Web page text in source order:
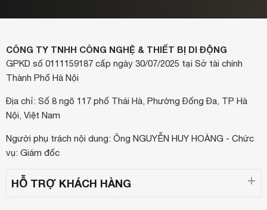
CÔNG TY TNHH CÔNG NGHỆ & THIẾT BỊ DI ĐỘNG
GPKD số 0111159187 cấp ngày 30/07/2025 tại Sở tài chính
Thành Phố Hà Nội
Địa chỉ: Số 8 ngõ 117 phố Thái Hà, Phường Đống Đa, TP Hà
Nội, Việt Nam
Người phụ trách nội dung: Ông NGUYỄN HUY HOÀNG - Chức
vụ: Giám đốc
HỖ TRỢ KHÁCH HÀNG